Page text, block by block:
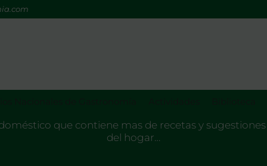
que contiene mas de recetas y
del hogar…